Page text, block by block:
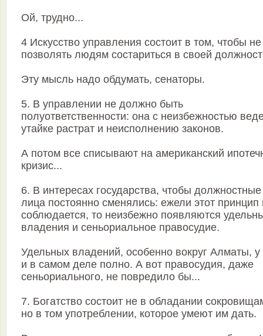
Ой, трудно...
4 Искусство управления состоит в том, чтобы не
позволять людям состариться в своей
Эту мысль надо обдумать, сенаторы.
5. В управлении не должно быть
полуответственности: она с неизбежностью
утайке растрат и неисполнению законов.
А потом все списывают на американский
кризис...
6. В интересах государства, чтобы должностные
лица постоянно сменялись: ежели этот принцип
соблюдается, то неизбежно появляются
владения и сеньориальное правосудие.
Удельных владений, особенно вокруг Алматы, у
и в самом деле полно. А вот правосудия, даже
сеньориального, не повредило бы...
7. Богатство состоит не в обладании
но в том употреблении, которое умеют им дать.